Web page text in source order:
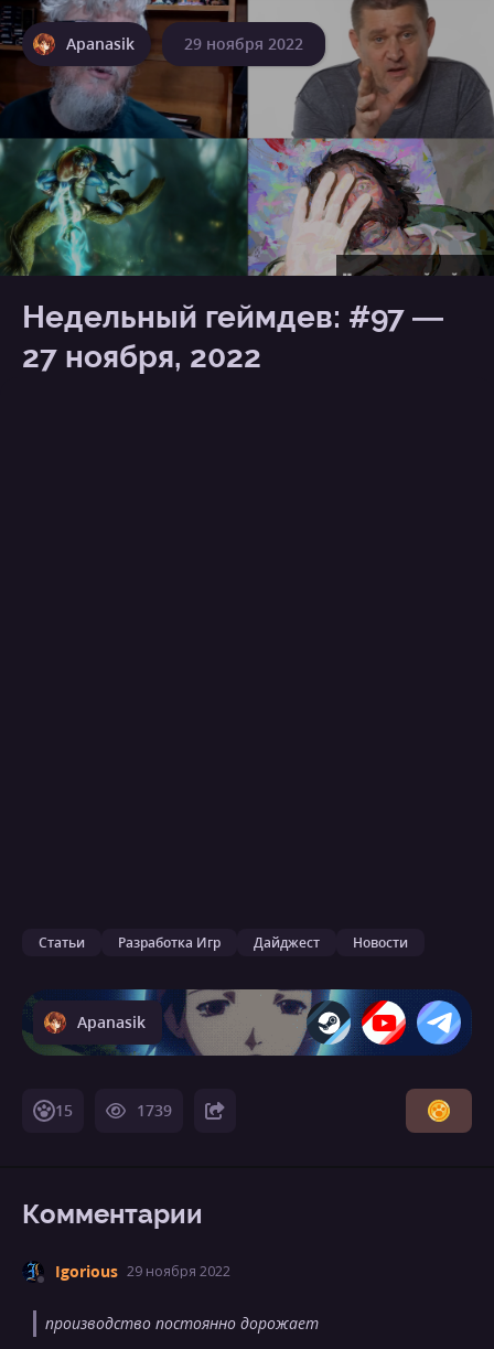
Apanasik 29 ноября 2022
Недельный геймдев: #97 —
27 ноября, 2022
Статьи Разработка Игр Дайджест Новости
Apanasik
15 1739
Комментарии
Igorious 29 ноября 2022
производство постоянно дорожает